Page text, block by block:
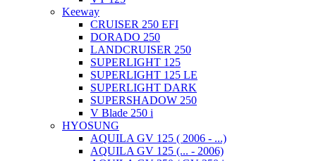
Keeway
CRUISER 250 EFI
DORADO 250
LANDCRUISER 250
SUPERLIGHT 125
SUPERLIGHT 125 LE
SUPERLIGHT DARK
SUPERSHADOW 250
V Blade 250 i
HYOSUNG
AQUILA GV 125 ( 2006 - ...)
AQUILA GV 125 (... - 2006)